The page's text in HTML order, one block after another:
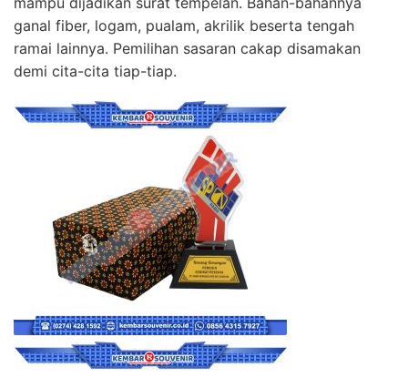
ganal fiber, logam, pualam, akrilik beserta tengah
ramai lainnya. Pemilihan sasaran cakap disamakan
demi cita-cita tiap-tiap.